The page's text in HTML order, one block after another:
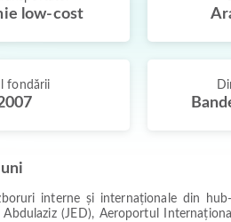
low-cost
fondării
interne și internaționale din
Abdulaziz (JED), Aeroportul